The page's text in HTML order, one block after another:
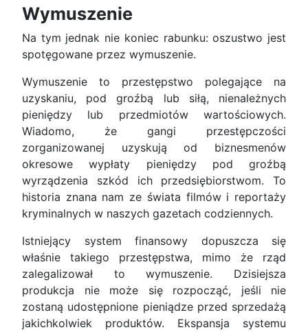
Wymuszenie
Na tym jednak nie koniec rabunku: oszustwo jest
spotęgowane przez wymuszenie.
Wymuszenie to przestępstwo polegające na
uzyskaniu, pod groźbą lub siłą, nienależnych
pieniędzy lub przedmiotów wartościowych.
Wiadomo, że gangi przestępczości
zorganizowanej uzyskują od biznesmenów
okresowe wypłaty pieniędzy pod groźbą
wyrządzenia szkód ich przedsiębiorstwom. To
historia znana nam ze świata filmów i reportaży
kryminalnych w naszych gazetach codziennych.
Istniejący system finansowy dopuszcza się
właśnie takiego przestępstwa, mimo że rząd
zalegalizował to wymuszenie. Dzisiejsza
produkcja nie może się rozpocząć, jeśli nie
zostaną udostępnione pieniądze przed sprzedażą
jakichkolwiek produktów. Ekspansja systemu